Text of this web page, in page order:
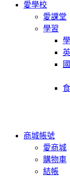
愛學校
愛課堂
學習
商城帳號
愛商城
購物車
結帳